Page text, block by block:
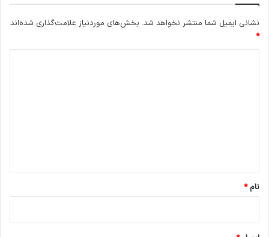
نشانی ایمیل شما منتشر نخواهد شد. بخش‌های موردنیاز علامت‌گذاری شده‌اند
*
نام*